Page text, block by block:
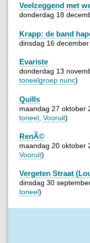
Veelzeggend met
donderdag 18
Krapp: de band
dinsdag 16
Evariste
donderdag 13
toneelgroep nunc)
Quills
maandag 27 oktober
toneel Vooruit)
RenÃ©
maandag 20 oktober
Vooruit)
Vergeten Straat
dinsdag 30
toneel)